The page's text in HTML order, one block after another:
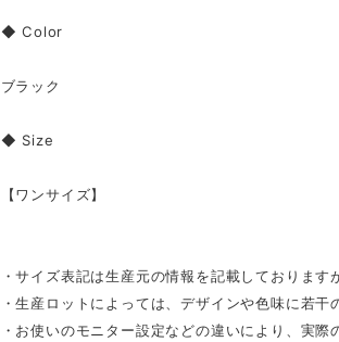
◆ Color
ブラック
◆ Size
【ワンサイズ】
・サイズ表記は生産元の情報を記載しておりま
・生産ロットによっては、デザインや色味に若干
・お使いのモニター設定などの違いにより、実